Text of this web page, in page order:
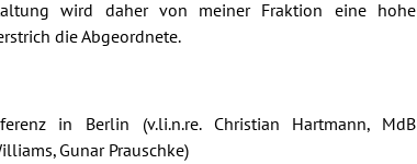
wird daher von meiner Fraktion eine hohe
die Abgeordnete.
in Berlin (v.li.n.re. Christian Hartmann, MdB
Gunar Prauschke)